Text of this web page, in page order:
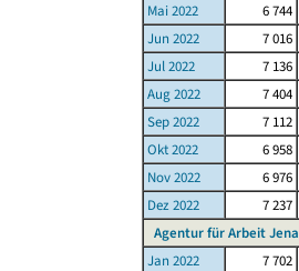
Mai 2022
6 744
Jun 2022
7 016
Jul 2022
7 136
Aug 2022
7 404
Sep 2022
7 112
Okt 2022
6 958
Nov 2022
6 976
Dez 2022
7 237
Agentur für Arbeit Jena
Jan 2022
7 702